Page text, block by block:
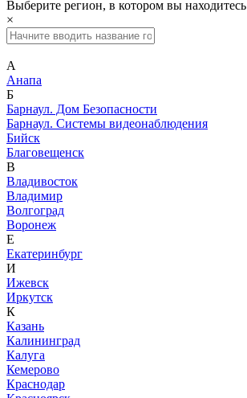
Выберите регион, в котором вы находитесь
×
А
Анапа
Б
Барнаул. Дом Безопасности
Барнаул. Системы видеонаблюдения
Бийск
Благовещенск
В
Владивосток
Владимир
Волгоград
Воронеж
Е
Екатеринбург
И
Ижевск
Иркутск
К
Казань
Калининград
Калуга
Кемерово
Краснодар